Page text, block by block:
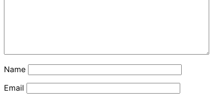
Name
Email